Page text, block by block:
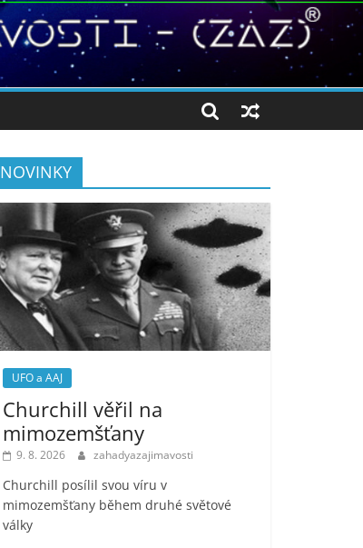
NOVINKY
UFO a AAJ
Churchill věřil na
mimozemšťany
9. 8. 2026 zahadyazajimavosti
Churchill posílil svou víru v
mimozemšťany během druhé světové
války